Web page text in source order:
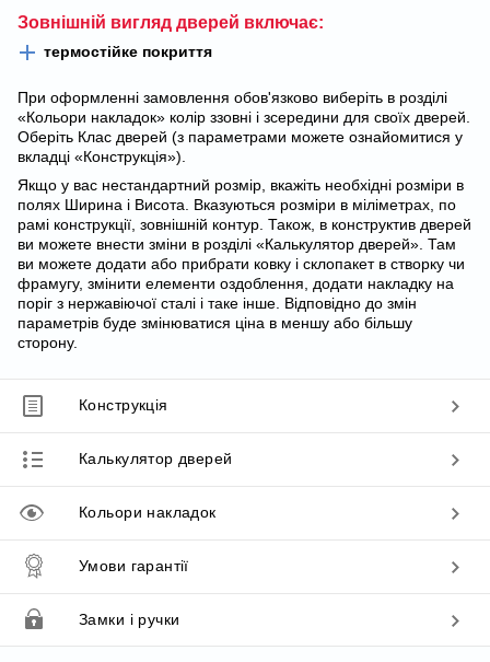
Зовнішній вигляд дверей включає:
термостійке покриття
При оформленні замовлення обов'язково виберіть в розділі
«Кольори накладок» колір ззовні і зсередини для своїх дверей.
Оберіть Клас дверей (з параметрами можете ознайомитися у
вкладці «Конструкція»).
Якщо у вас нестандартний розмір, вкажіть необхідні розміри в
полях Ширина і Висота. Вказуються розміри в міліметрах, по
рамі конструкції, зовнішній контур. Також, в конструктив дверей
ви можете внести зміни в розділі «Калькулятор дверей». Там
ви можете додати або прибрати ковку і склопакет в створку чи
фрамугу, змінити елементи оздоблення, додати накладку на
поріг з нержавіючої сталі і таке інше. Відповідно до змін
параметрів буде змінюватися ціна в меншу або більшу
сторону.
Конструкція
Калькулятор дверей
Кольори накладок
Умови гарантії
Замки і ручки